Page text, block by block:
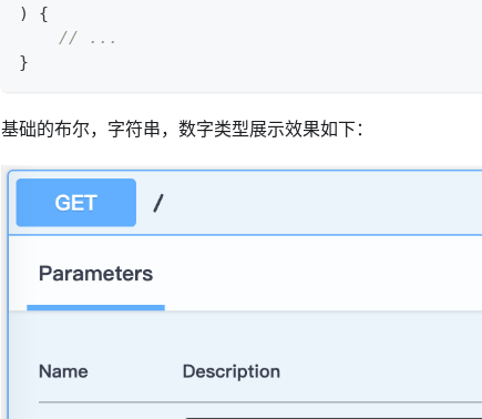
)
{
// ...
}
基础的布尔，字符串，数字类型展示效果如下：